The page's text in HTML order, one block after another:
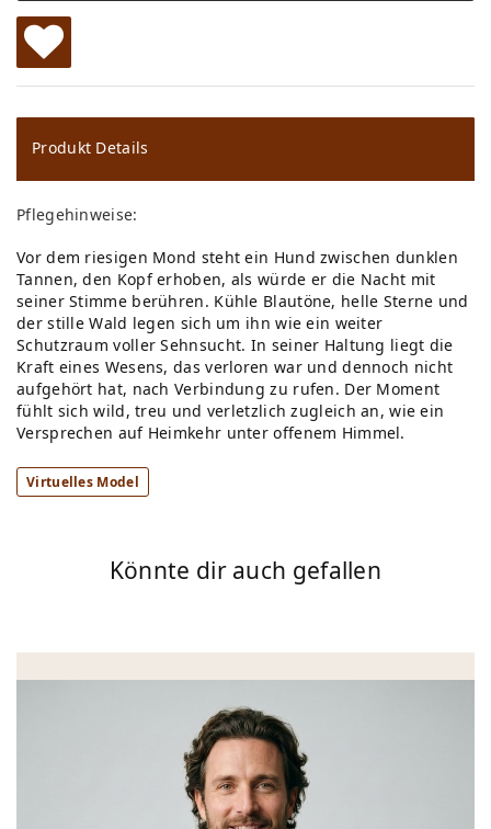
W
u
ns
ch
lis
te
Produkt Details
Pflegehinweise:
Vor dem riesigen Mond steht ein Hund zwischen dunklen
Tannen, den Kopf erhoben, als würde er die Nacht mit
seiner Stimme berühren. Kühle Blautöne, helle Sterne und
der stille Wald legen sich um ihn wie ein weiter
Schutzraum voller Sehnsucht. In seiner Haltung liegt die
Kraft eines Wesens, das verloren war und dennoch nicht
aufgehört hat, nach Verbindung zu rufen. Der Moment
fühlt sich wild, treu und verletzlich zugleich an, wie ein
Versprechen auf Heimkehr unter offenem Himmel.
Virtuelles Model
Könnte dir auch gefallen